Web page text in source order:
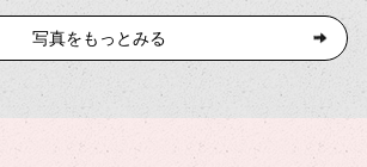
写真をもっとみる